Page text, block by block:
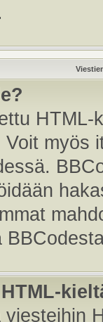
Voit myös